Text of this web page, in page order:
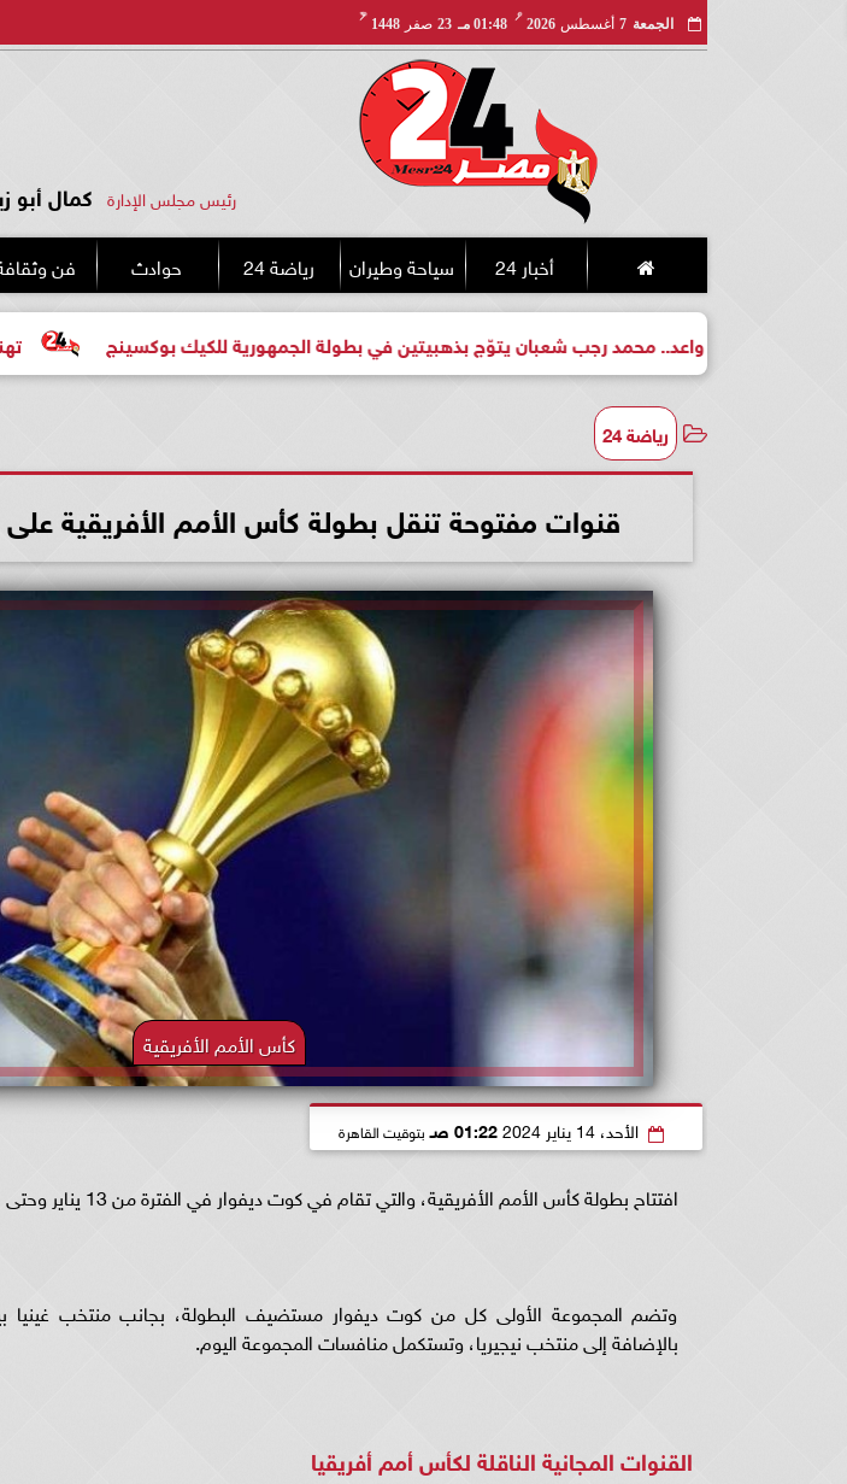
الجمعة 7 أغسطس 2026
مـ
01:48 مـ 23 صفر 1448
هـ
رئيس مجلس الإدارة كمال أبو
أخبار 24 سياحة وطيران رياضة 24 حوادث فن
تهنئة واعد.. محمد رجب شعبان يتوّج بذهبيتين في بطولة الجمهورية للكيك بوكسينج
رياضة 24
قنوات مفتوحة تنقل بطولة كأس الأمم الأفريقية
كأس الأمم الأفريقية
الأحد، 14 يناير 2024 01:22 صـ بتوقيت القاهرة
افتتاح بطولة كأس الأمم الأفريقية، والتي تقام في كوت ديفوار في الفترة من 13 يناير وحتى 11 فبراير.
وتضم المجموعة الأولى كل من كوت ديفوار مستضيف البطولة، بجانب منتخب غينيا
بالإضافة إلى منتخب نيجيريا، وتستكمل منافسات المجموعة اليوم.
القنوات المجانية الناقلة لكأس أمم أفريقيا